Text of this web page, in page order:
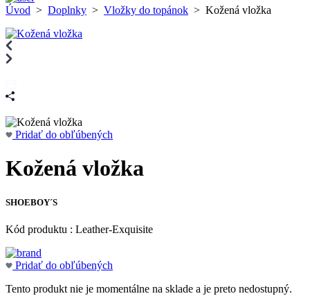
Úvod > Doplnky > Vložky do topánok > Kožená vložka
Pridať do obľúbených
Kožená vložka
SHOEBOY´S
Kód produktu : Leather-Exquisite
Pridať do obľúbených
Tento produkt nie je momentálne na sklade a je preto nedostupný.